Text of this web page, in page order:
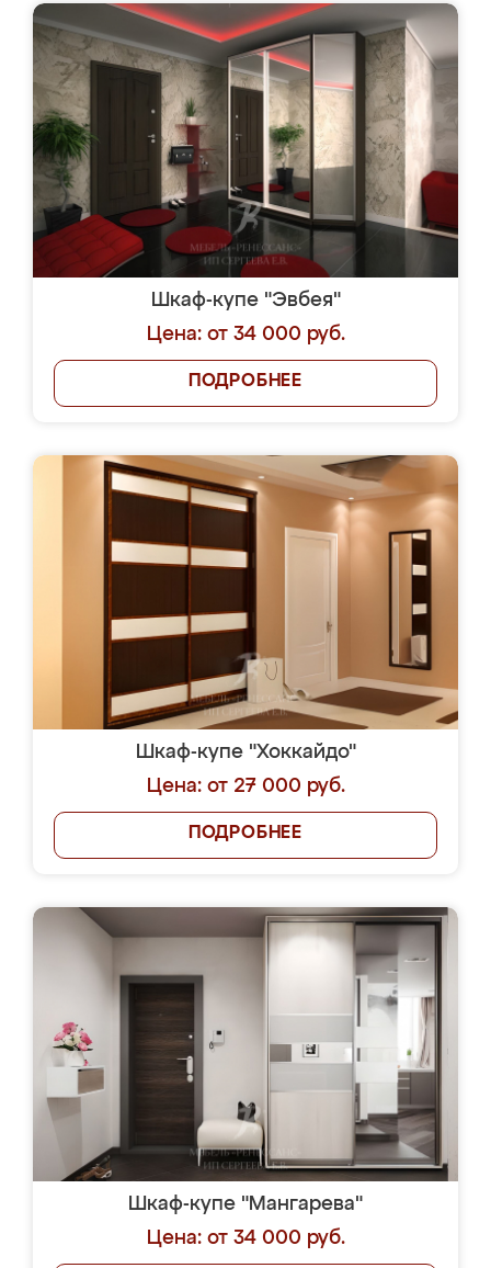
Шкаф-купе "Эвбея"
Цена: от 34 000 руб.
ПОДРОБНЕЕ
Шкаф-купе "Хоккайдо"
Цена: от 27 000 руб.
ПОДРОБНЕЕ
Шкаф-купе "Мангарева"
Цена: от 34 000 руб.